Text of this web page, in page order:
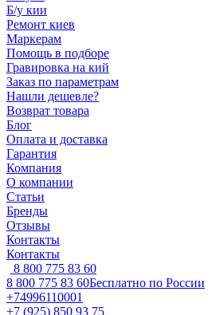
Б/у кии
Ремонт киев
Маркерам
Помощь в подборе
Гравировка на кий
Заказ по параметрам
Нашли дешевле?
Возврат товара
Блог
Оплата и доставка
Гарантия
Компания
О компании
Статьи
Бренды
Отзывы
Контакты
Контакты
8 800 775 83 60
8 800 775 83 60Бесплатно по России
+74996110001
+7 (925) 850 93 75